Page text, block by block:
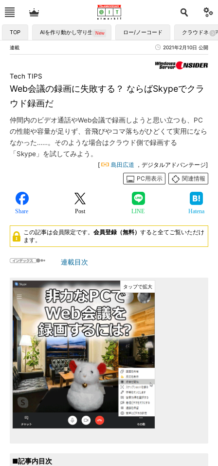
TOP AIを作り動かし守り生かす ロー/ノーコード クラウドネイ
連載 2021年2月10日 公開
Web会議の録画に失敗する？ ならばSkypeでクラ
ウド録画だ
Tech TIPS
仲間内のビデオ通話やWeb会議で録画しようと思い立つも、PC
の性能や容量が足りず、音飛びやコマ落ちがひどくて実用になら
なかった……。そのような場合はクラウド側で録画する
「Skype」を試してみよう。
[ 島田広道 ，デジタルアドバンテージ]
PC用表示
関連情報
Share Post LINE Hatena
この記事は会員限定です。 会員登録（無料） すると全てご覧いただけ
ます。
連載目次
■記事内目次